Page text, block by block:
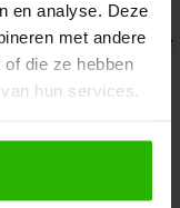
en analyse. Deze
met andere
die ze hebben
hun services.
Voordeeluitjes.nl
en
has occurred while
console for more